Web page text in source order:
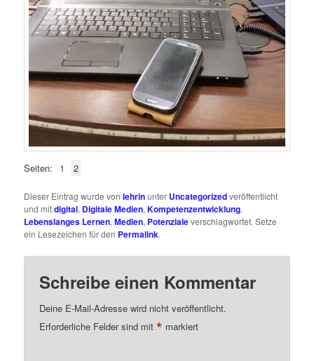
Seiten: 1 2
Dieser Eintrag wurde vonlehrinunter Uncategorizedveröffentlicht
und mitdigital, Digitale Medien,Kompetenzentwicklung,
Lebenslanges Lernen,Medien, Potenzialeverschlagwortet. Setze
ein Lesezeichen für den Permalink.
Schreibe einen Kommentar
Deine E-Mail-Adresse wird nicht veröffentlicht.
Erforderliche Felder sind mit* markiert